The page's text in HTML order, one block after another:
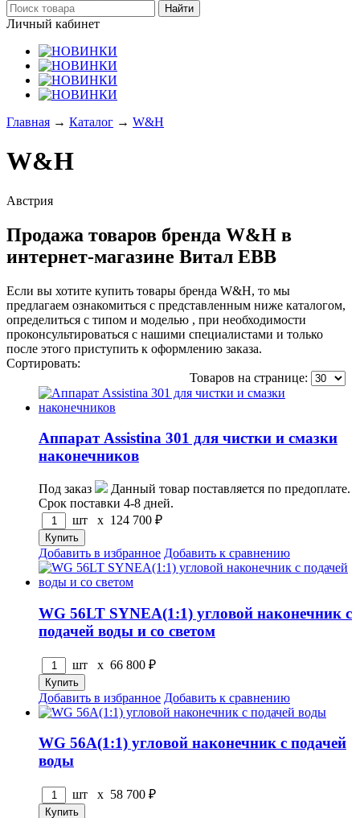
Личный кабинет
Главная → Каталог → W&H
W&H
Австрия
Продажа товаров бренда W&H в
интернет-магазине Витал ЕВВ
Если вы хотите купить товары бренда W&H, то мы
предлагаем ознакомиться с представленным ниже каталогом,
определиться с типом и моделью , при необходимости
проконсультироваться с нашими специалистами и только
после этого приступить к оформлению заказа.
Сортировать:
Товаров на странице:
Аппарат Assistina 301 для чистки и смазки
наконечников
Под заказ
Данный товар поставляется по предоплате.
Срок поставки 4-8 дней.
шт x 124 700 ₽
Добавить в избранное Добавить к сравнению
WG 56LT SYNEA(1:1) угловой наконечник с
подачей воды и со светом
шт x 66 800 ₽
Добавить в избранное Добавить к сравнению
WG 56A(1:1) угловой наконечник с подачей
воды
шт x 58 700 ₽